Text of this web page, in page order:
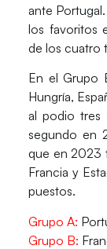
ante
los favoritos
de los cuatro
En el Grupo
Hungría,
al podio
segundo en
que en 2023
Francia y
puestos.
Grupo A:
Grupo B: